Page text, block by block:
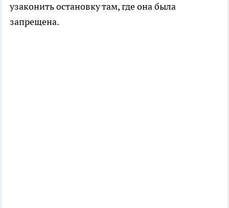
узаконить остановку там, где она была
запрещена.